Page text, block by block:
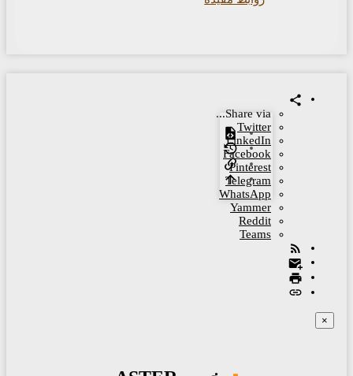
Share via...
Twitter
LinkedIn
Facebook
Pinterest
Telegram
WhatsApp
Yammer
Reddit
Teams